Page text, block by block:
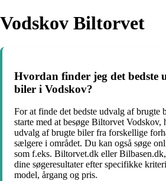
Vodskov Biltorvet
Hvordan finder jeg det bedste
biler i Vodskov?
For at finde det bedste udvalg af brugte
starte med at besøge Biltorvet Vodskov,
udvalg af brugte biler fra forskellige
sælgere i området. Du kan også søge
som f.eks. Biltorvet.dk eller
dine søgeresultater efter specifikke
model, årgang og pris.